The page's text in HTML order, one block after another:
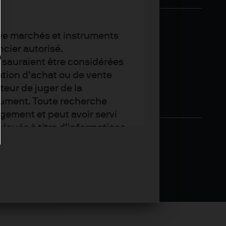
marchés et instruments
autorisé.
être considérées
d’achat ou de vente
de juger de la
Toute recherche
et peut avoir servi
à titre d’informations
Morgan Asset
au moment où nous